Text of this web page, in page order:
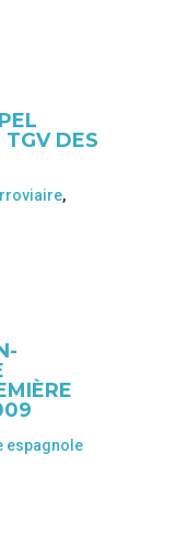
TGV DES
,
espagnole